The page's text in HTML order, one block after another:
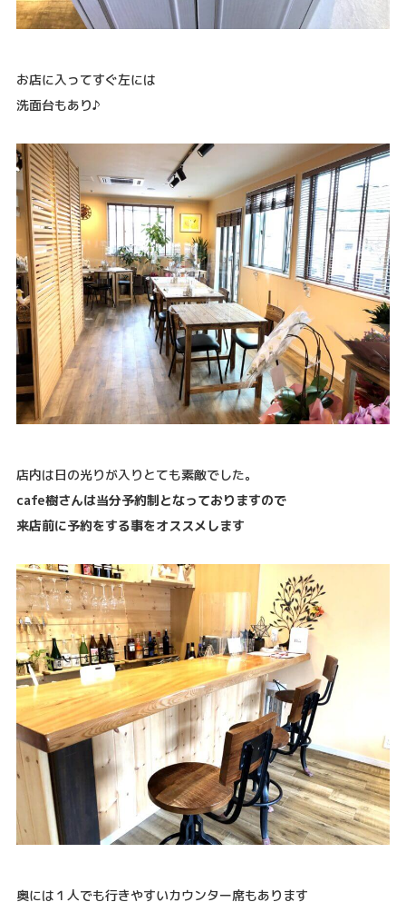
お店に入ってすぐ左には
洗面台もあり♪
店内は日の光りが入りとても素敵でした。
cafe樹さんは当分予約制となっておりますので
来店前に予約をする事をオススメします
奥には１人でも行きやすいカウンター席もあります